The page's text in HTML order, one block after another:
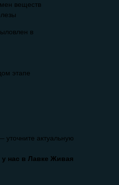
веществ
в
этапе
уточните актуальную
у нас в Лавке Живая